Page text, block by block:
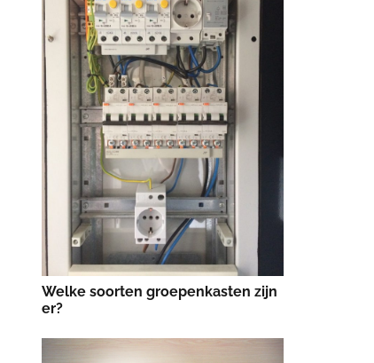
Welke soorten groepenkasten zijn
er?